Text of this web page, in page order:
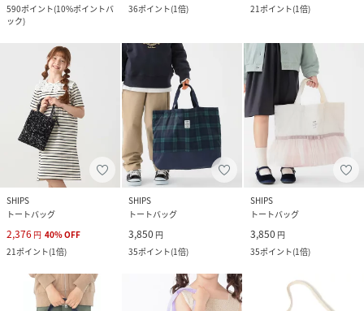
590ポイント(10%ポイントバ
ック)
36ポイント(1倍)
21ポイント(1倍)
SHIPS
トートバッグ
2,376 円 40%OFF
21ポイント(1倍)
SHIPS
トートバッグ
3,850 円
35ポイント(1倍)
SHIPS
トートバッグ
3,850 円
35ポイント(1倍)